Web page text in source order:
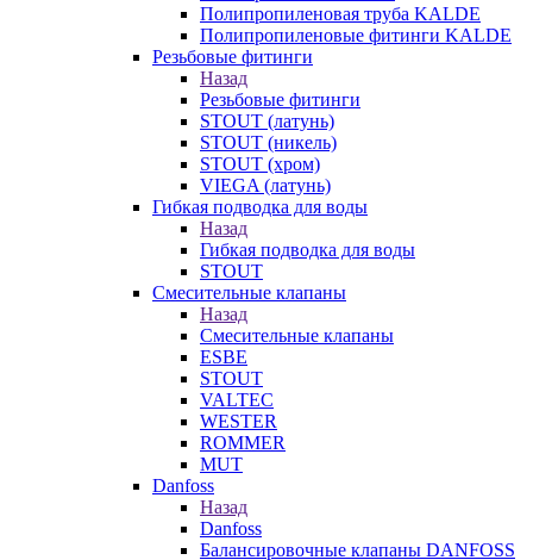
Полипропиленовая труба KALDE
Полипропиленовые фитинги KALDE
Резьбовые фитинги
Назад
Резьбовые фитинги
STOUT (латунь)
STOUT (никель)
STOUT (хром)
VIEGA (латунь)
Гибкая подводка для воды
Назад
Гибкая подводка для воды
STOUT
Смесительные клапаны
Назад
Смесительные клапаны
ESBE
STOUT
VALTEC
WESTER
ROMMER
MUT
Danfoss
Назад
Danfoss
Балансировочные клапаны DANFOSS